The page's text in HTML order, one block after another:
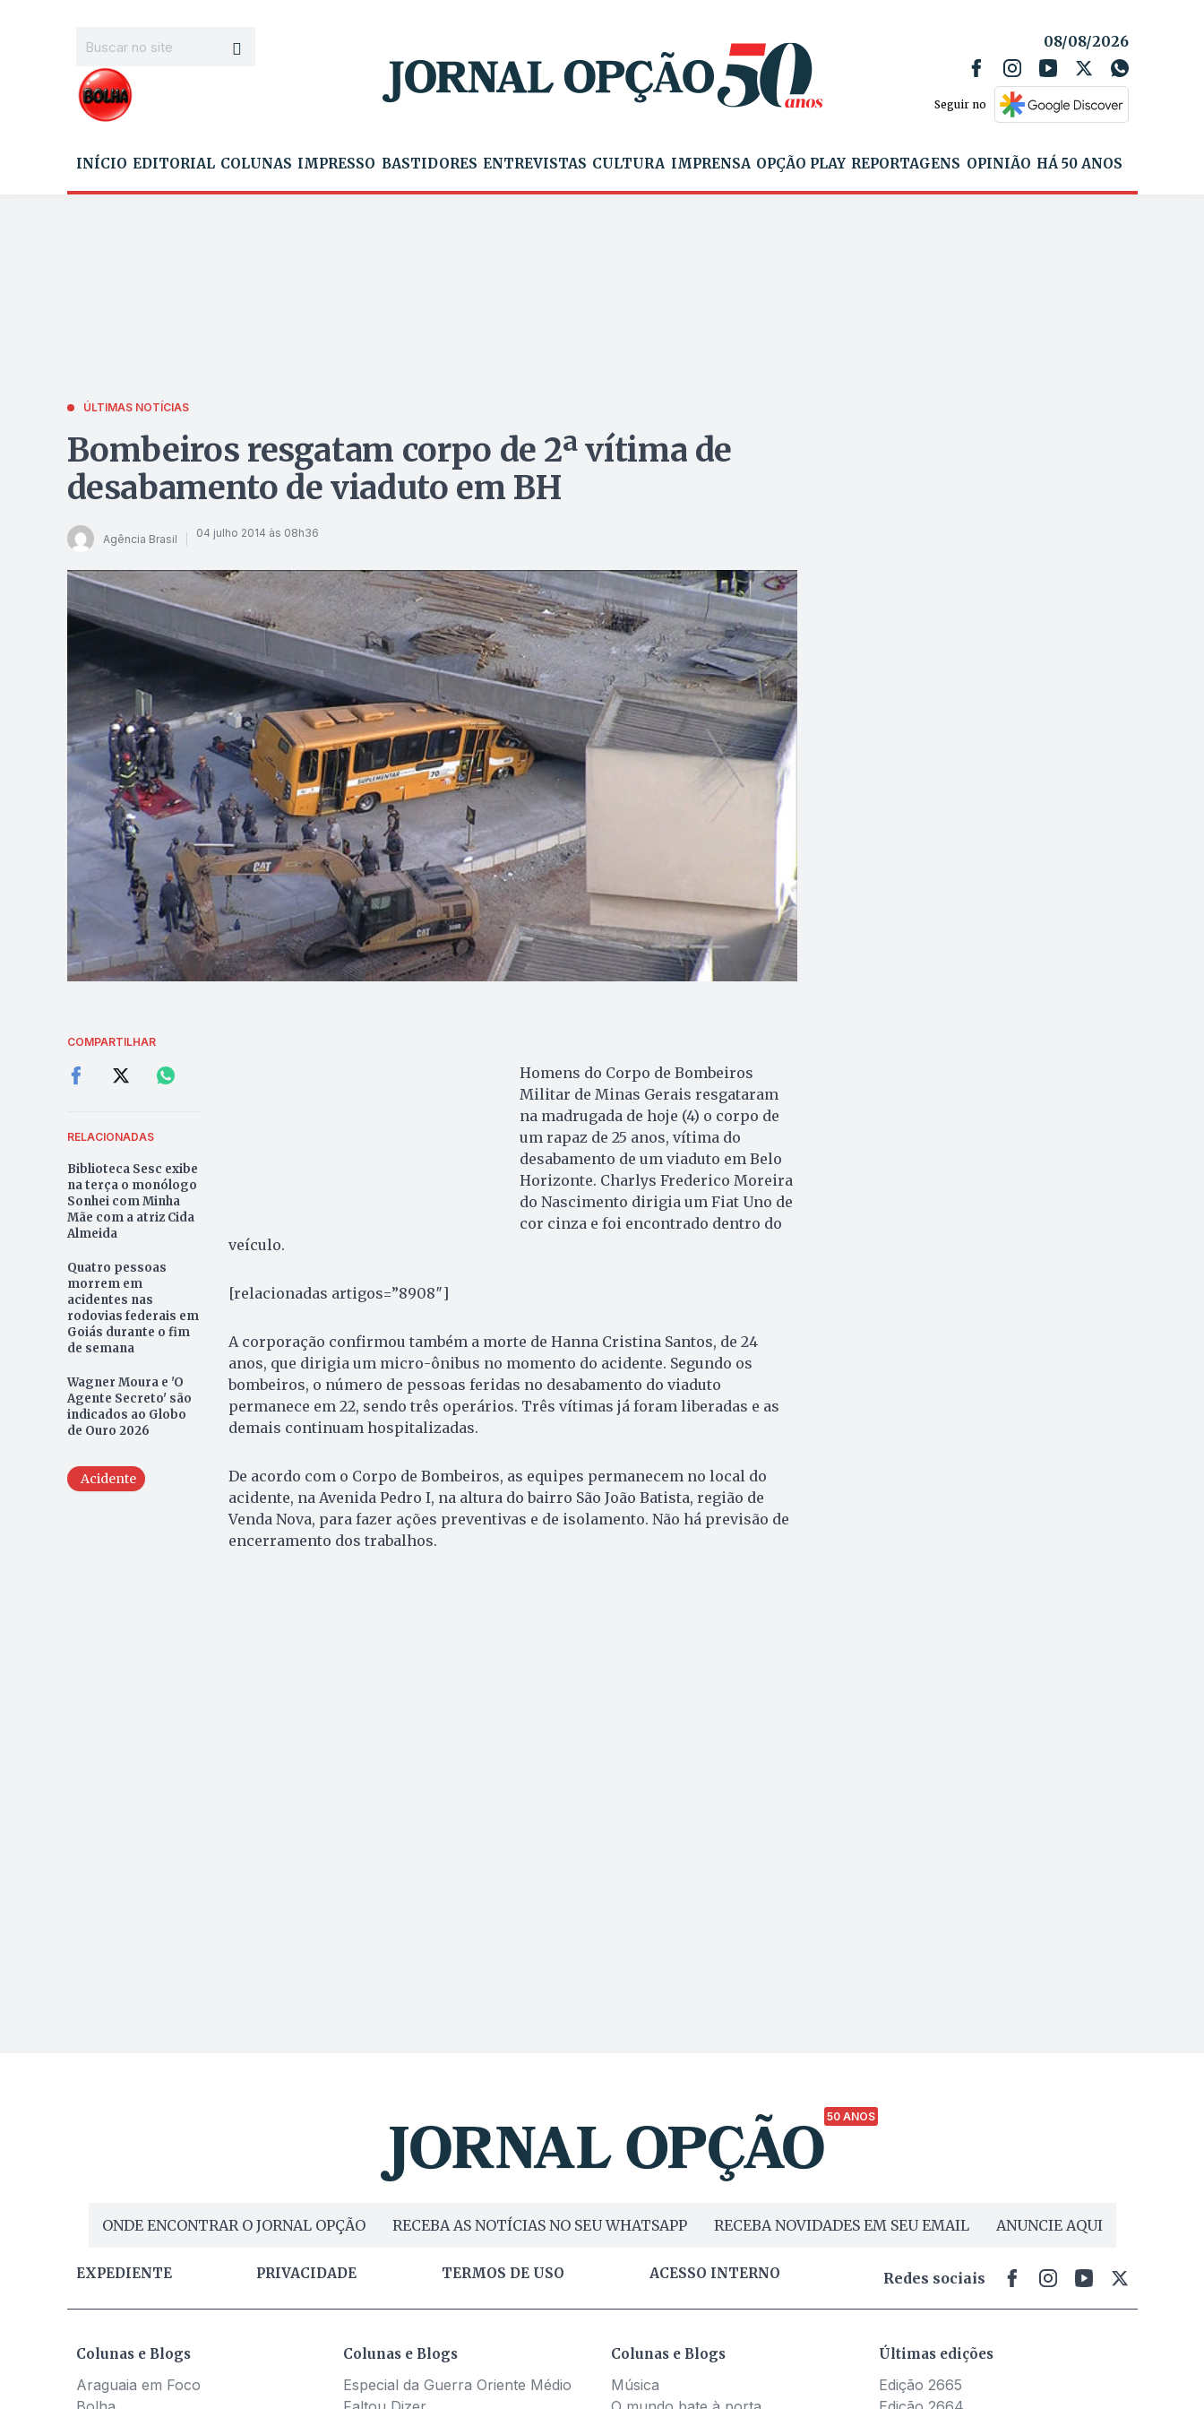
08/08/2026
Seguir no
INÍCIO EDITORIAL COLUNAS IMPRESSO BASTIDORES ENTREVISTAS CULTURA IMPRENSA OPÇÃO PLAY REPORTAGENS OPINIÃO HÁ 50 ANOS
ÚLTIMAS NOTÍCIAS
Bombeiros resgatam corpo de 2ª vítima de
desabamento de viaduto em BH
Agência Brasil 04 julho 2014 às 08h36
COMPARTILHAR
RELACIONADAS
Biblioteca Sesc exibe
na terça o monólogo
Sonhei com Minha
Mãe com a atriz Cida
Almeida
Quatro pessoas
morrem em
acidentes nas
rodovias federais em
Goiás durante o fim
de semana
Wagner Moura e 'O
Agente Secreto' são
indicados ao Globo
de Ouro 2026
Acidente
Homens do Corpo de Bombeiros
Militar de Minas Gerais resgataram
na madrugada de hoje (4) o corpo de
um rapaz de 25 anos, vítima do
desabamento de um viaduto em Belo
Horizonte. Charlys Frederico Moreira
do Nascimento dirigia um Fiat Uno de
cor cinza e foi encontrado dentro do
veículo.
[relacionadas artigos=”8908″]
A corporação confirmou também a morte de Hanna Cristina Santos, de 24
anos, que dirigia um micro-ônibus no momento do acidente. Segundo os
bombeiros, o número de pessoas feridas no desabamento do viaduto
permanece em 22, sendo três operários. Três vítimas já foram liberadas e as
demais continuam hospitalizadas.
De acordo com o Corpo de Bombeiros, as equipes permanecem no local do
acidente, na Avenida Pedro I, na altura do bairro São João Batista, região de
Venda Nova, para fazer ações preventivas e de isolamento. Não há previsão de
encerramento dos trabalhos.
50 ANOS
ONDE ENCONTRAR O JORNAL OPÇÃO RECEBA AS NOTÍCIAS NO SEU WHATSAPP RECEBA NOVIDADES EM SEU EMAIL ANUNCIE AQUI
EXPEDIENTE PRIVACIDADE TERMOS DE USO ACESSO INTERNO Redes sociais
Colunas e Blogs
Araguaia em Foco
Colunas e Blogs
Especial da Guerra Oriente Médio
Colunas e Blogs
Música
Últimas edições
Edição 2665